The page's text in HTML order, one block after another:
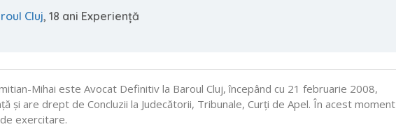
Cluj, 18 ani Experiență
Mihai este Avocat Definitiv la Baroul Cluj, începând cu 21 februarie 2008,
și are drept de Concluzii la Judecătorii, Tribunale, Curţi de Apel. În acest moment
exercitare.